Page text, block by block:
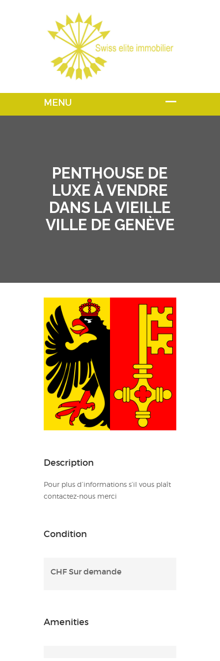
PENTHOUSE DE
LUXE À VENDRE
DANS LA VIEILLE
VILLE DE GENÈVE
Description
Pour plus d’informations s’il vous plaît
contactez-nous merci
Condition
CHF Sur demande
Amenities